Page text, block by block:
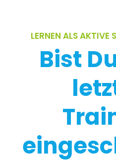
LERNEN ALS AKTIVE
Bist